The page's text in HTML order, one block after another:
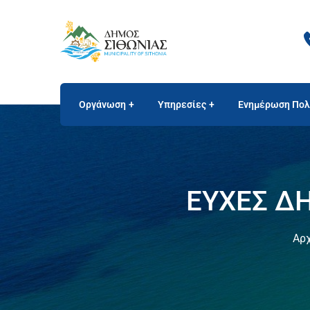
Οργάνωση Υπηρεσίες Ενημέρωση
ΕΥΧΕΣ